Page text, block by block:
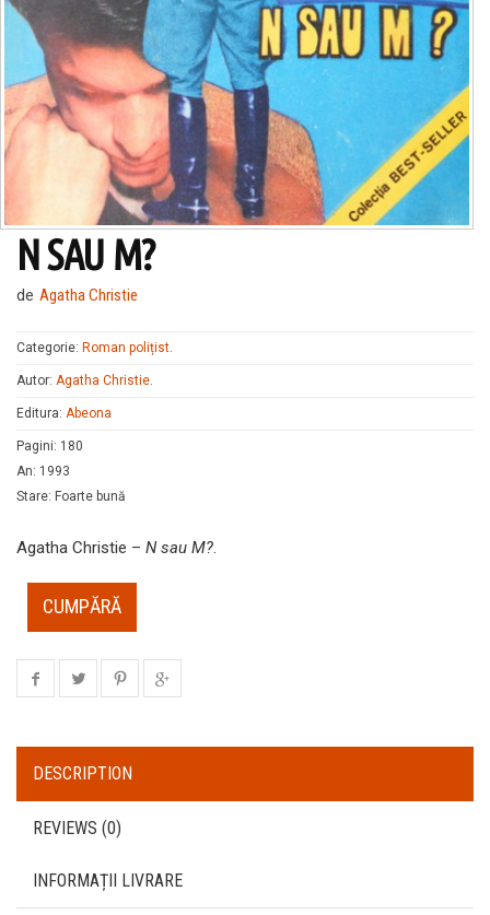
N SAU M?
de Agatha Christie
Categorie: Roman polițist
Autor: Agatha Christie
Editura: Abeona
Pagini: 180
An: 1993
Stare: Foarte bună
Agatha Christie – N sau M?.
CUMPĂRĂ
DESCRIPTION
REVIEWS (0)
INFORMAȚII LIVRARE